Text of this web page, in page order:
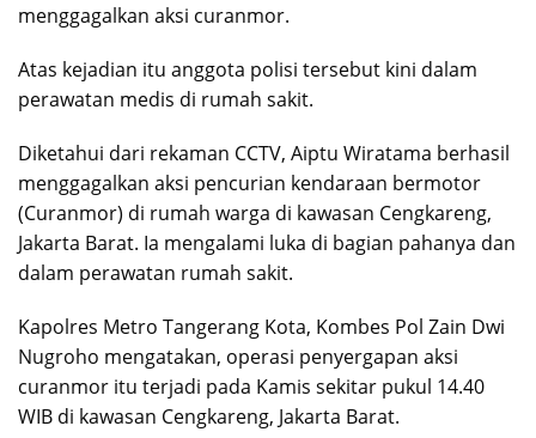
menggagalkan aksi curanmor.
Atas kejadian itu anggota polisi tersebut kini dalam
perawatan medis di rumah sakit.
Diketahui dari rekaman CCTV, Aiptu Wiratama berhasil
menggagalkan aksi pencurian kendaraan bermotor
(Curanmor) di rumah warga di kawasan Cengkareng,
Jakarta Barat. Ia mengalami luka di bagian pahanya dan
dalam perawatan rumah sakit.
Kapolres Metro Tangerang Kota, Kombes Pol Zain Dwi
Nugroho mengatakan, operasi penyergapan aksi
curanmor itu terjadi pada Kamis sekitar pukul 14.40
WIB di kawasan Cengkareng, Jakarta Barat.